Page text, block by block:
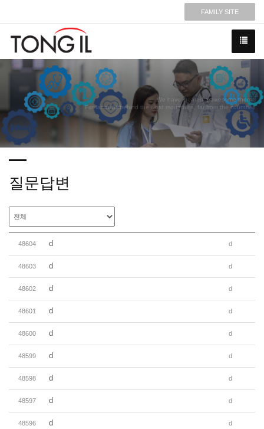
FAMILY SITE
We have created a awesome theme
Far far away,behind the word mountains, far from the countries
질문답변
48604 d d
48603 d d
48602 d d
48601 d d
48600 d d
48599 d d
48598 d d
48597 d d
48596 d d